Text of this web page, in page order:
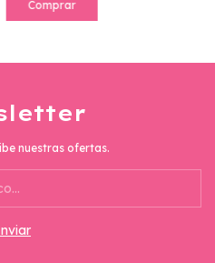
Comprar
nuestras ofertas.